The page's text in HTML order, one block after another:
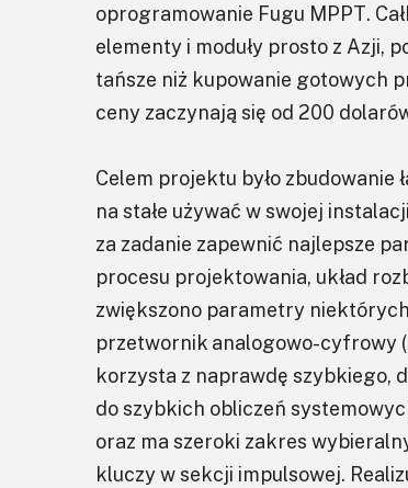
oprogramowanie Fugu MPPT.
elementy i moduły prosto z Azji,
tańsze niż kupowanie gotowych
ceny zaczynają się od 200
Celem projektu było zbudowanie
na stałe używać w swojej
za zadanie zapewnić najlepsze
procesu projektowania, układ
zwiększono parametry
przetwornik analogowo-cyfrowy
korzysta z naprawdę szybkiego,
do szybkich obliczeń
oraz ma szeroki zakres
kluczy w sekcji impulsowej.